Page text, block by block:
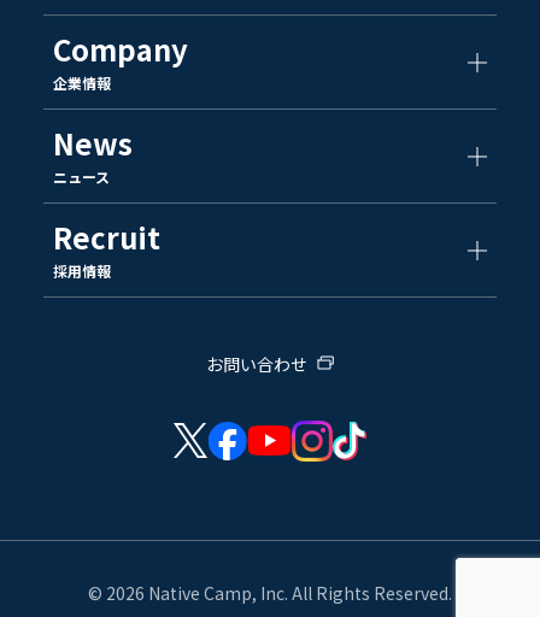
Company
企業情報
News
ニュース
Recruit
採用情報
お問い合わせ
© 2026 Native Camp, Inc. All Rights Reserved.